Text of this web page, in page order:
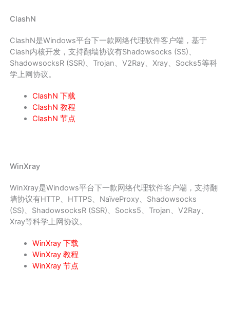
ClashN
ClashN是Windows平台下一款网络代理软件客户端，基于
Clash内核开发，支持翻墙协议有Shadowsocks (SS)、
ShadowsocksR (SSR)、Trojan、V2Ray、Xray、Socks5等科
学上网协议。
ClashN 下载
ClashN 教程
ClashN 节点
WinXray
WinXray是Windows平台下一款网络代理软件客户端，支持翻
墙协议有HTTP、HTTPS、NaïveProxy、Shadowsocks
(SS)、ShadowsocksR (SSR)、Socks5、Trojan、V2Ray、
Xray等科学上网协议。
WinXray 下载
WinXray 教程
WinXray 节点